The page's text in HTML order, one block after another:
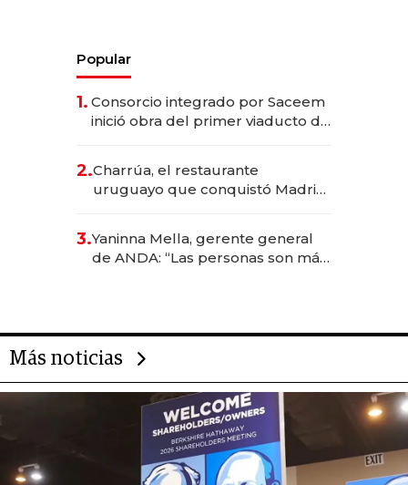
Popular
1. Consorcio integrado por Saceem
inició obra del primer viaducto de
millones
2.Charrúa, el restaurante
uruguayo que conquistó Madrid:
anticipación y prepara apertura
3.Yaninna Mella, gerente general
de ANDA: “Las personas son más
Más noticias